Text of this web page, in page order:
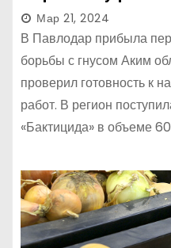
Мар 21, 2024
В Павлодар прибыла
борьбы с гнусом Аким
проверил готовность к
работ. В регион
«Бактицида» в объеме